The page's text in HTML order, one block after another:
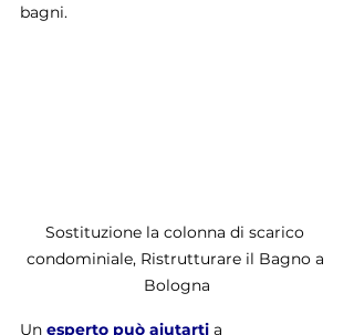
bagni.
Sostituzione la colonna di scarico
condominiale, Ristrutturare il Bagno a
Bologna
Un esperto può aiutarti a